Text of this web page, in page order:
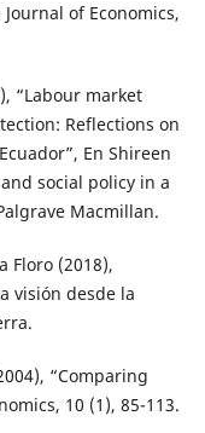
of Economics,
“Labour market
Reflections on
En Shireen
social policy in a
Macmillan.
Floro (2018),
visión desde la
“Comparing
10 (1), 85-113.